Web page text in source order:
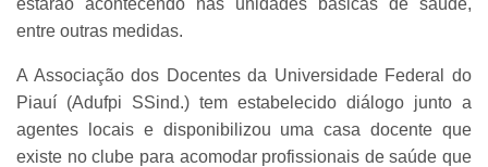
entre outras medidas.
A Associação dos Docentes da Universidade Federal do
Piauí (Adufpi SSind.) tem estabelecido diálogo junto a
agentes locais e disponibilizou uma casa docente que
existe no clube para acomodar profissionais de saúde que